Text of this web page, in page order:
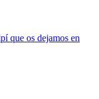
que os dejamos en